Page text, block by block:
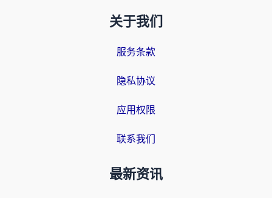
关于我们
服务条款
隐私协议
应用权限
联系我们
最新资讯